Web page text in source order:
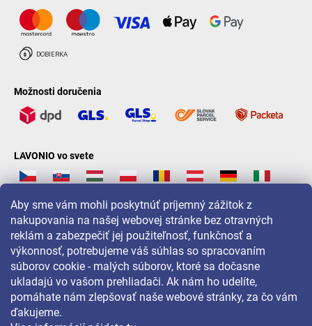
Aby sme vám mohli poskytnúť príjemný zážitok z
nakupovania na našej webovej stránke bez otravných
reklám a zabezpečiť jej použiteľnosť, funkčnosť a
výkonnosť, potrebujeme váš súhlas so spracovaním
súborov cookie - malých súborov, ktoré sa dočasne
ukladajú vo vašom prehliadači. Ak nám ho udelíte,
pomáhate nám zlepšovať naše webové stránky, za čo vám
ďakujeme.
Možnosti doručenia
LAVONIO vo svete
Pre akcie, súťaže a zľavy nás sledujte na: